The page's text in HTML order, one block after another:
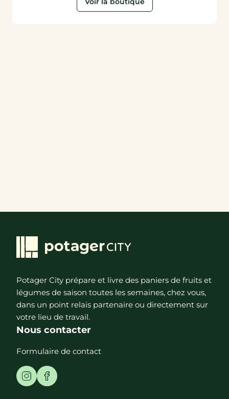
Potager City prépare et livre des paniers de fruits et
légumes de saison toutes les semaines, chez vous,
dans un point relais partenaire ou directement sur
votre lieu de travail.
Nous contacter
Formulaire de contact